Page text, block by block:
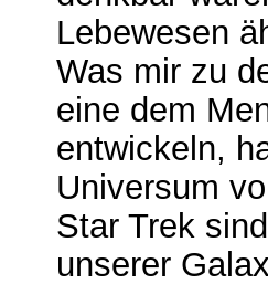
Lebewesen
Was mir zu
eine dem
entwickeln,
Universum
Star Trek
unserer